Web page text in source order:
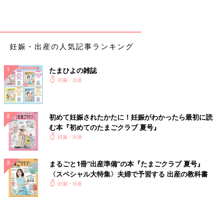
妊娠・出産の人気記事ランキング
たまひよの雑誌
妊娠・出産
初めて妊娠されたかたに！妊娠がわかったら最初に読
む本『初めてのたまごクラブ 夏号』
妊娠・出産
まるごと1冊“出産準備”の本『たまごクラブ 夏号』
〈スペシャル大特集〉夫婦で予習する 出産の教科書
妊娠・出産